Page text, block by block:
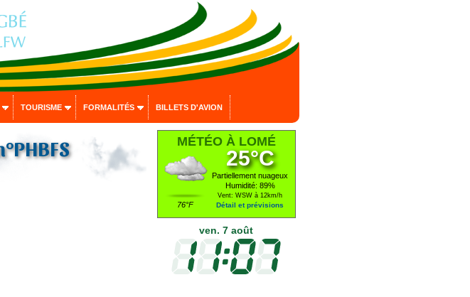
TOURISME FORMALITÉS BILLETS D'AVION
MÉTÉO À LOMÉ
76°F
25°C
Partiellement nuageux
Humidité: 89%
Vent: WSW à 12km/h
Détail et prévisions
ven. 7 août